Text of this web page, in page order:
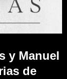
y Manuel
de